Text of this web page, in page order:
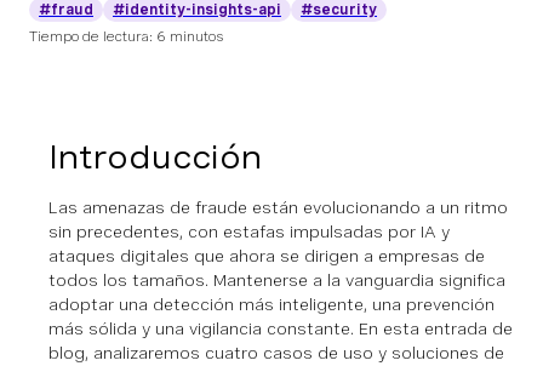
#fraud
#identity-insights-api
#security
Tiempo de lectura: 6 minutos
Introducción
Las amenazas de fraude están evolucionando a un ritmo
sin precedentes, con estafas impulsadas por IA y
ataques digitales que ahora se dirigen a empresas de
todos los tamaños. Mantenerse a la vanguardia significa
adoptar una detección más inteligente, una prevención
más sólida y una vigilancia constante. En esta entrada de
blog, analizaremos cuatro casos de uso y soluciones de